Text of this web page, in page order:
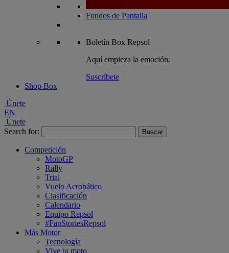
Fondos de Pantalla
Boletín Box Repsol
Aquí empieza la emoción.
Suscríbete
Shop Box
Únete
EN
Únete
Search for:
Competición
MotoGP
Rally
Trial
Vuelo Acrobático
Clasificación
Calendario
Equipo Repsol
#FanStoriesRepsol
Más Motor
Tecnología
Vive tu moto